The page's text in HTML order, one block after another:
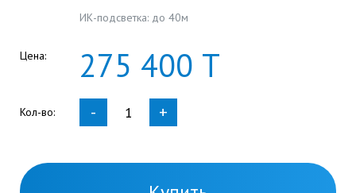
ИК-подсветка: до 40м
Цена: 275 400 Т
Кол-во: - +